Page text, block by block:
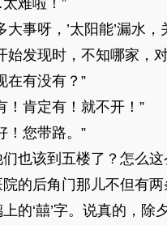
难啦！”
大事呀，’太阳能’漏水
始发现时，不知哪家
在有没有？”
！肯定有！就不开！”
！您带路。”
们也该到五楼了？怎么
院的后角门那儿不但有
上的‘囍’字。说真的，